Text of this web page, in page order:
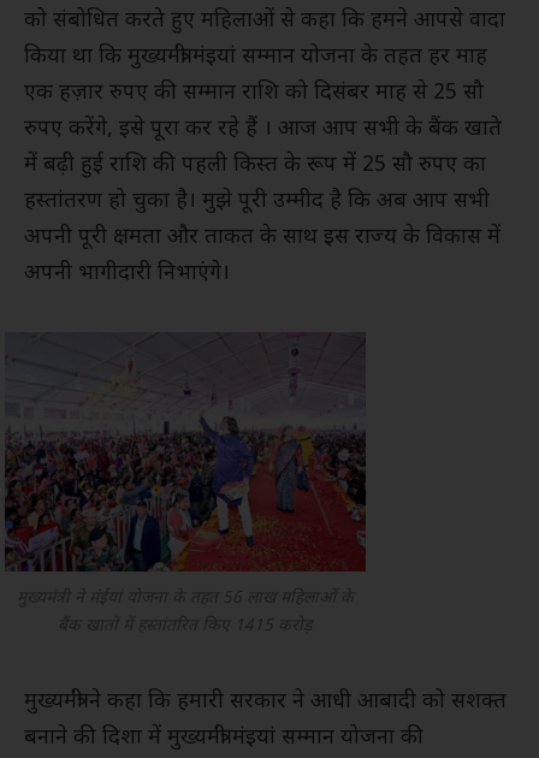
को संबोधित करते हुए महिलाओं से कहा कि हमने आपसे वादा
किया था कि मुख्यमंत्री मंइयां सम्मान योजना के तहत हर माह
एक हज़ार रुपए की सम्मान राशि को दिसंबर माह से 25 सौ
रुपए करेंगे, इसे पूरा कर रहे हैं । आज आप सभी के बैंक खाते
में बढ़ी हुई राशि की पहली किस्त के रूप में 25 सौ रुपए का
हस्तांतरण हो चुका है। मुझे पूरी उम्मीद है कि अब आप सभी
अपनी पूरी क्षमता और ताकत के साथ इस राज्य के विकास में
अपनी भागीदारी निभाएंगे।
मुख्यमंत्री ने मंईयां योजना के तहत 56 लाख महिलाओं के
बैंक खातों में हस्तांतरित किए 1415 करोड़
मुख्यमंत्री ने कहा कि हमारी सरकार ने आधी आबादी को सशक्त
बनाने की दिशा में मुख्यमंत्री मंइयां सम्मान योजना की